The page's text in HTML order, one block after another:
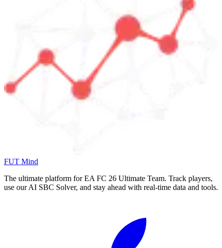
FUT Mind
The ultimate platform for EA FC 26 Ultimate Team. Track players,
use our AI SBC Solver, and stay ahead with real-time data and tools.